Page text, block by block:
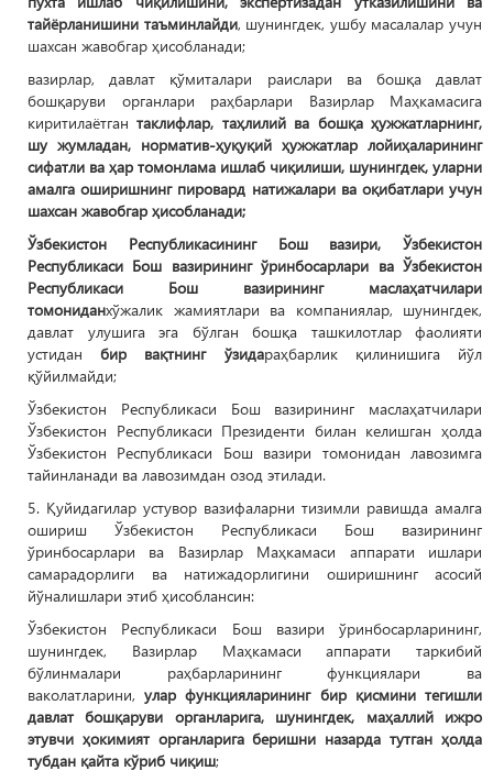
тайёрланишини таъминлайди, шунингдек, ушбу масалалар учун
шахсан жавобгар ҳисобланади;
вазирлар, давлат қўмиталари раислари ва бошқа давлат
бошқаруви органлари раҳбарлари Вазирлар Маҳкамасига
киритилаётгантаклифлар, таҳлилий ва бошқа ҳужжатларнинг,
шу жумладан, норматив-ҳуқуқий ҳужжатлар лойиҳаларининг
сифатли ва ҳар томонлама ишлаб чиқилиши, шунингдек, уларни
амалга оширишнинг пировард натижалари ва оқибатлари учун
шахсан жавобгар ҳисобланади;
Ўзбекистон Республикасининг Бош вазири, Ўзбекистон
Республикаси Бош вазирининг ўринбосарлари ва Ўзбекистон
Республикаси Бош вазирининг маслаҳатчилари
томониданхўжалик жамиятлари ва компаниялар, шунингдек,
давлат улушига эга бўлган бошқа ташкилотлар фаолияти
устиданбир вақтнинг ўзидараҳбарлик қилинишига йўл
қўйилмайди;
Ўзбекистон Республикаси Бош вазирининг маслаҳатчилари
Ўзбекистон Республикаси Президенти билан келишган ҳолда
Ўзбекистон Республикаси Бош вазири томонидан лавозимга
тайинланади ва лавозимдан озод этилади.
5. Қуйидагилар устувор вазифаларни тизимли равишда амалга
ошириш Ўзбекистон Республикаси Бош вазирининг
ўринбосарлари ва Вазирлар Маҳкамаси аппарати ишлари
самарадорлиги ва натижадорлигини оширишнинг асосий
йўналишлари этиб ҳисоблансин:
Ўзбекистон Республикаси Бош вазири ўринбосарларининг,
шунингдек, Вазирлар Маҳкамаси аппарати таркибий
бўлинмалари раҳбарларининг функциялари ва
ваколатларини,улар функцияларининг бир қисмини тегишли
давлат бошқаруви органларига, шунингдек, маҳаллий ижро
этувчи ҳокимият органларига беришни назарда тутган ҳолда
тубдан қайта кўриб чиқиш;